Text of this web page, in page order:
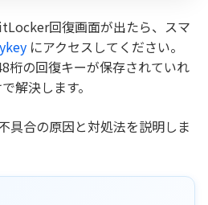
回復画面が出たら、スマ
にアクセスしてください。
桁の回復キーが保存されていれ
解決します。
合の原因と対処法を説明しま